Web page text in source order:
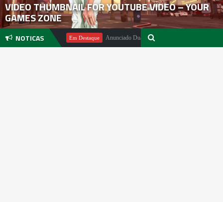
VIDEO THUMBNAIL FOR YOUTUBE VIDEO – YOUR
GAMES ZONE
NOTICAS
Pachter Em Destaque Anunciado DualSense The Last of Us Limited Edition